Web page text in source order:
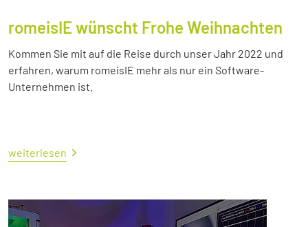
romeisIE wünscht Frohe Weihnachten
Kommen Sie mit auf die Reise durch unser Jahr 2022 und
erfahren, warum romeisIE mehr als nur ein Software-
Unternehmen ist.
weiterlesen